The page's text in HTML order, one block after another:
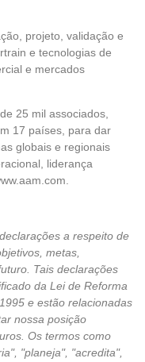
projeto, validação e
e tecnologias de
e mercados
25 mil associados,
17 países, para dar
globais e regionais
liderança
a respeito de
metas,
Tais declarações
da Lei de Reforma
e estão relacionadas
nossa posição
Os termos como
"planeja", "acredita",